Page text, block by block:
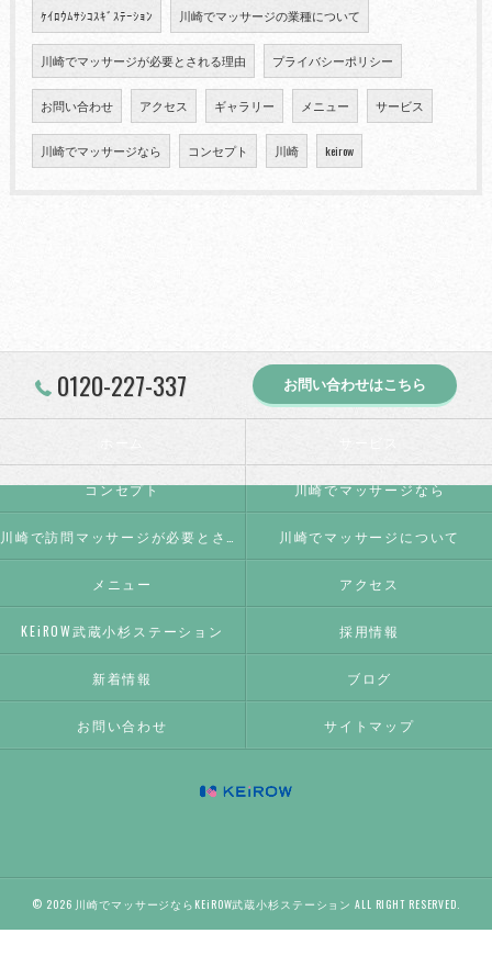
ｹｲﾛｳﾑｻｼｺｽｷﾞｽﾃｰｼｮﾝ 川崎でマッサージの業種について
川崎でマッサージが必要とされる理由 プライバシーポリシー
お問い合わせ アクセス ギャラリー メニュー サービス
川崎でマッサージなら コンセプト 川崎 keirow
0120-227-337 お問い合わせはこちら
コンセプト 川崎でマッサージなら
川崎でマッサージについて
メニュー アクセス
KEiROW武蔵小杉ステーション 採用情報
新着情報 ブログ
お問い合わせ サイトマップ
© 2026 川崎でマッサージならKEiROW武蔵小杉ステーション ALL RIGHT RESERVED.